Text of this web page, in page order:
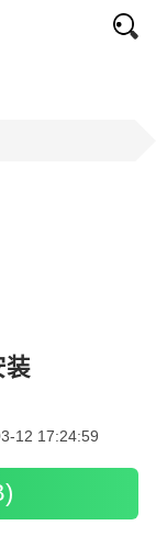
装
12 17:24:59